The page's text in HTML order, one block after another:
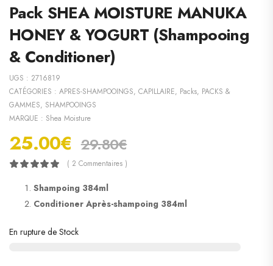
Pack SHEA MOISTURE MANUKA
HONEY & YOGURT (Shampooing
& Conditioner)
UGS : 2716819
CATÉGORIES : APRES-SHAMPOOINGS, CAPILLAIRE, Packs, PACKS &
GAMMES, SHAMPOOINGS
MARQUE : Shea Moisture
25.00€ 29.80€
( 2 Commentaires )
Shampoing 384ml
Conditioner Après-shampoing 384ml
En rupture de Stock